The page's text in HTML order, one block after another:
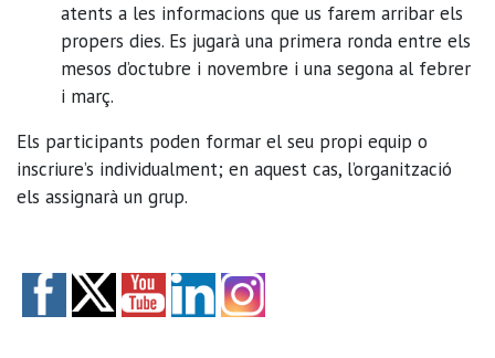
atents a les informacions que us farem arribar els
propers dies. Es jugarà una primera ronda entre els
mesos d’octubre i novembre i una segona al febrer
i març.
Els participants poden formar el seu propi equip o
inscriure’s individualment; en aquest cas, l’organització
els assignarà un grup.